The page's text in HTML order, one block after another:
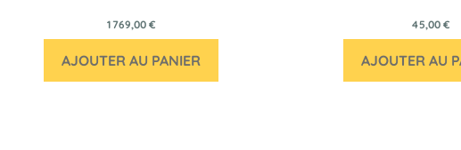
1 769,00 €
AJOUTER AU PANIER
45,00 €
AJOUTER AU